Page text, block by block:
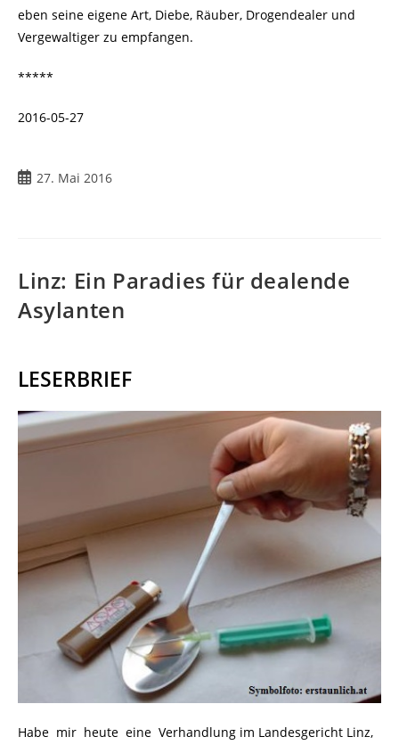
eben seine eigene Art, Diebe, Räuber, Drogendealer und
Vergewaltiger zu empfangen.
*****
2016-05-27
27. Mai 2016
Linz: Ein Paradies für dealende
Asylanten
LESERBRIEF
Habe mir heute eine Verhandlung im Landesgericht Linz,